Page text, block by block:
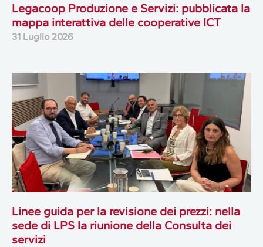
Legacoop Produzione e Servizi: pubblicata la
mappa interattiva delle cooperative ICT
31 Luglio 2026
Linee guida per la revisione dei prezzi: nella
sede di LPS la riunione della Consulta dei
servizi